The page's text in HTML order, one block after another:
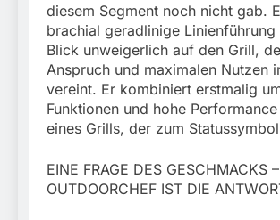
diesem Segment noch nicht gab.
brachial geradlinige
Blick unweigerlich auf den Grill,
Anspruch und maximalen Nutzen
vereint. Er kombiniert erstmalig
Funktionen und hohe
eines Grills, der zum
EINE FRAGE DES GESCHMACKS
OUTDOORCHEF IST DIE